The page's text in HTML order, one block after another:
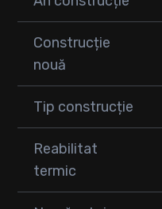
Construcție
nouă
Tip construcție
Reabilitat
termic